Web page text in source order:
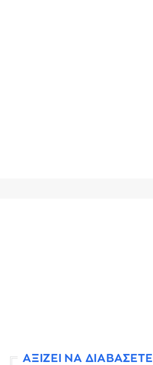
ΑΞΙΖΕΙ ΝΑ ΔΙΑΒΑΣΕΤΕ